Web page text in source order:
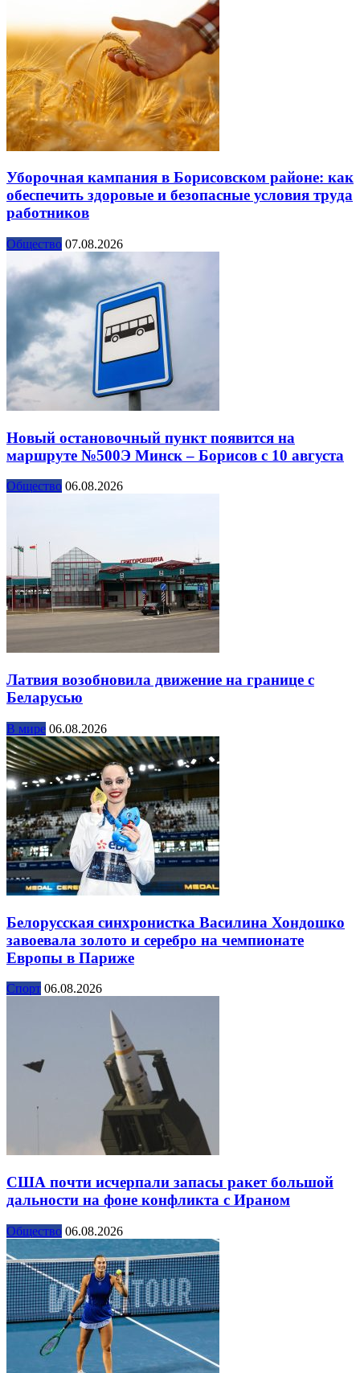
Уборочная кампания в Борисовском районе: как
обеспечить здоровые и безопасные условия труда
работников
Общество 07.08.2026
Новый остановочный пункт появится на
маршруте №500Э Минск – Борисов с 10 августа
Общество 06.08.2026
Латвия возобновила движение на границе с
Беларусью
В мире 06.08.2026
Белорусская синхронистка Василина Хондошко
завоевала золото и серебро на чемпионате
Европы в Париже
Спорт 06.08.2026
США почти исчерпали запасы ракет большой
дальности на фоне конфликта с Ираном
Общество 06.08.2026